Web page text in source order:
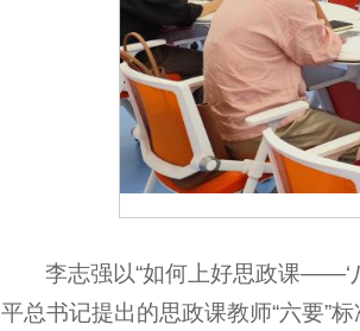
李志强以“如何上好思政课——‘
平总书记提出的思政课教师“六要”